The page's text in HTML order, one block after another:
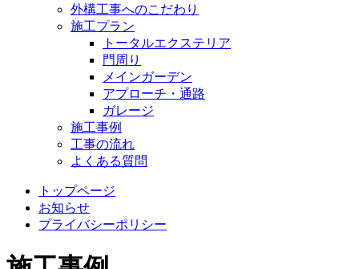
外構工事へのこだわり
施工プラン
トータルエクステリア
門周り
メインガーデン
アプローチ・通路
ガレージ
施工事例
工事の流れ
よくある質問
トップページ
お知らせ
プライバシーポリシー